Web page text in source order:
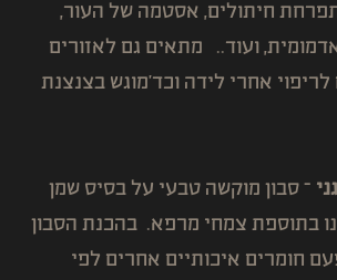
תפרחת חיתולים, אסטמה של העור,
ועוד.. מתאים גם לאזורים
לריפוי אחרי לידה וכד'מוגש בצנצנת
– סבון מוקשה טבעי על בסיס שמן
בתוספת צמחי מרפא. בהכנת הסבון
חומרים איכותיים אחרים לפי